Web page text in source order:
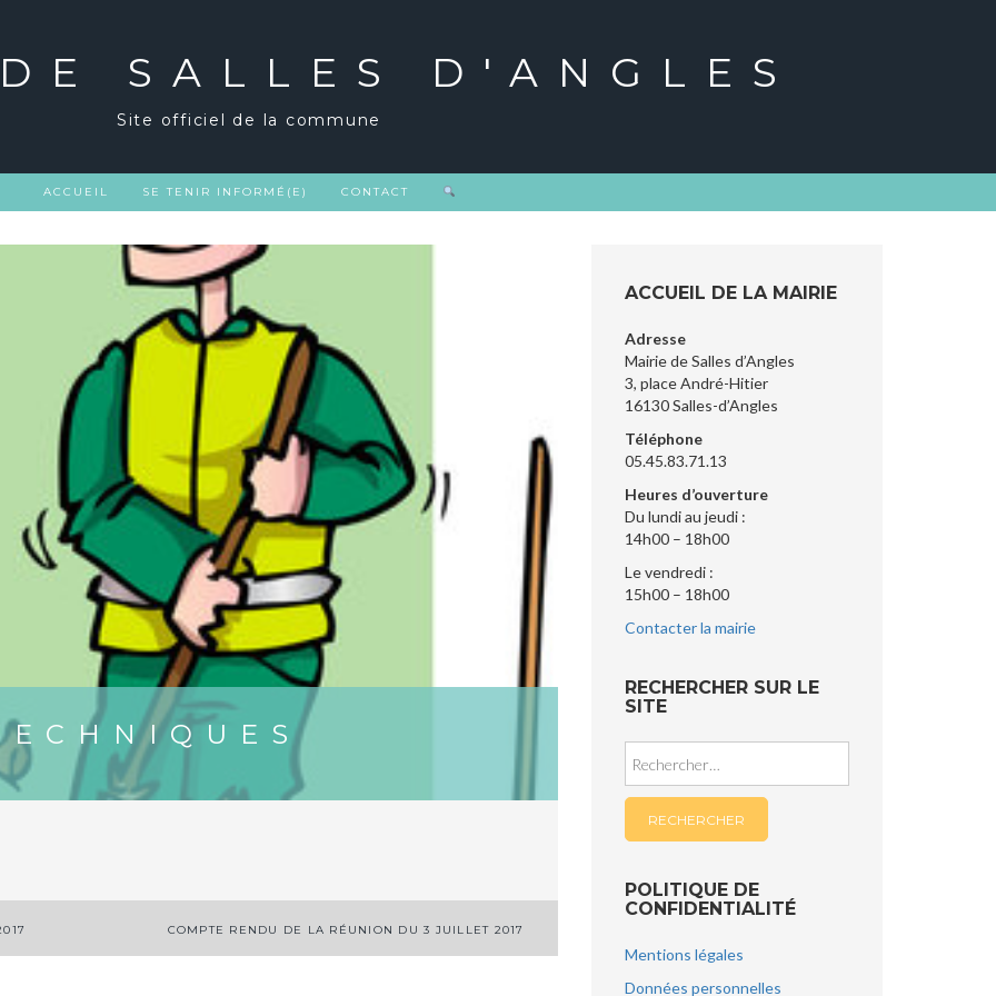
SALLES D'ANGLES
Site officiel de la commune
ACCUEIL SE TENIR INFORMÉ(E) CONTACT
COMPTE RENDU DE LA RÉUNION DU 3 JUILLET 2017
ACCUEIL DE LA MAIRIE
Adresse
Mairie de Salles d’Angles
3, place André-Hitier
16130 Salles-d’Angles
Téléphone
05.45.83.71.13
Heures d’ouverture
Du lundi au jeudi :
14h00 – 18h00
Le vendredi :
15h00 – 18h00
Contacter la mairie
RECHERCHER SUR LE
SITE
POLITIQUE DE
CONFIDENTIALITÉ
Mentions légales
Données personnelles